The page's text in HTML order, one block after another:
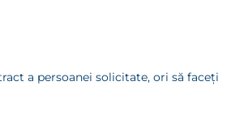
a persoanei solicitate, ori să faceţi